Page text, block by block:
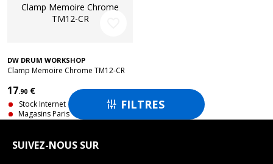
 FILTRES
DW DRUM WORKSHOP
Clamp Memoire Chrome TM12-CR
17.90 €
Stock Internet
Magasins Paris
SUIVEZ-NOUS SUR